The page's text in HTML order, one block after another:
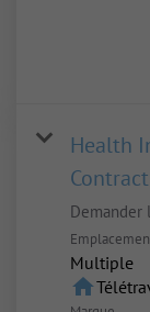
Health
Demander
Multiple
home